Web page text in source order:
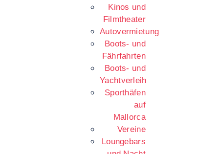
Kinos und
Filmtheater
Autovermietung
Boots- und
Fährfahrten
Boots- und
Yachtverleih
Sporthäfen
auf
Mallorca
Vereine
Loungebars